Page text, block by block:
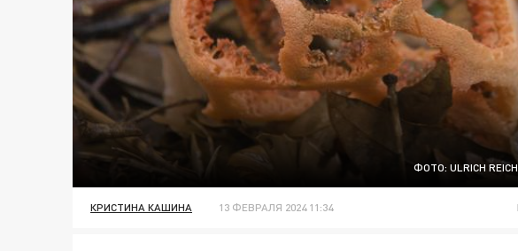
ФОТО: ULRICH
КРИСТИНА КАШИНА 13 ФЕВРАЛЯ 2024 11:34